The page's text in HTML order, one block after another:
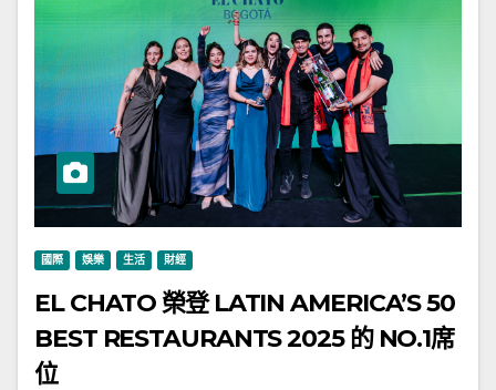
國際 娛樂 生活 財經
EL CHATO 榮登 LATIN AMERICA’S 50
BEST RESTAURANTS 2025 的 NO.1席
位